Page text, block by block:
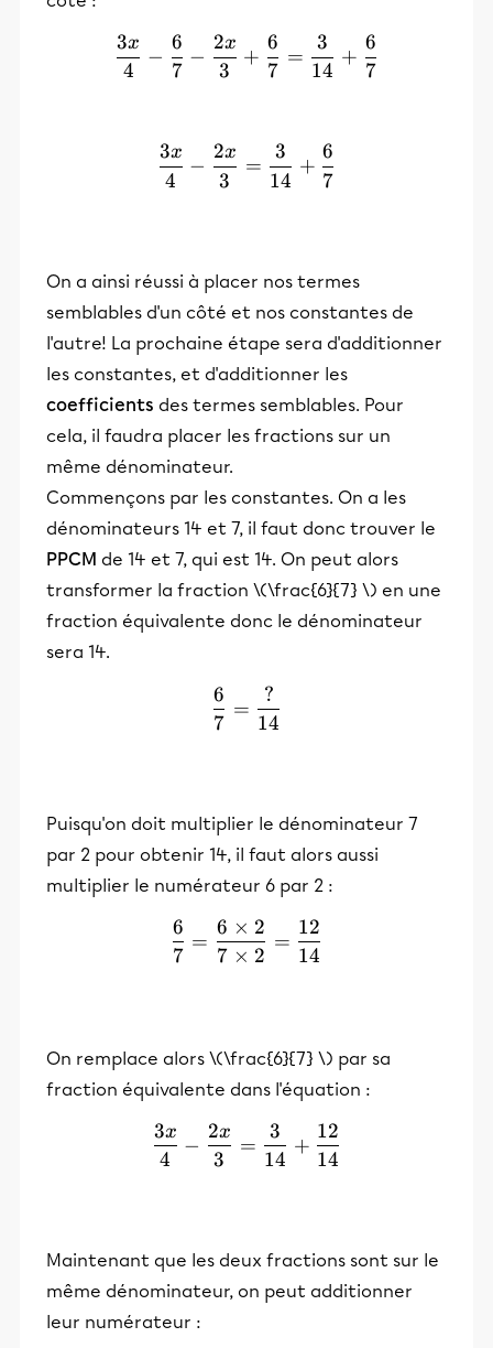
\frac{3x}{4} -
4
3x
−
7
6
−
3
2x
+
7
6
=
14
3
+
7
6
\frac{3x}{4}-
4
3x
−
3
2x
=
14
3
+
7
6
On a ainsi réussi à placer nos termes
semblables d'un côté et nos constantes de
l'autre! La prochaine étape sera d'additionner
les constantes, et d'additionner les
coefficients des termes semblables. Pour
cela, il faudra placer les fractions sur un
même dénominateur.
Commençons par les constantes. On a les
dénominateurs 14 et 7, il faut donc trouver le
PPCM de 14 et 7, qui est 14. On peut alors
transformer la fraction \(\frac{6}{7} \) en une
fraction équivalente donc le dénominateur
sera 14.
\frac{6}{7} =
7
6
=
14
?
Puisqu'on doit multiplier le dénominateur 7
par 2 pour obtenir 14, il faut alors aussi
multiplier le numérateur 6 par 2 :
\frac{6}{7} =
7
6
=
7 × 2
6 × 2
=
14
12
On remplace alors \(\frac{6}{7} \) par sa
fraction équivalente dans l'équation :
\frac{3x}{4}-
4
3x
−
3
2x
=
14
3
+
14
12
Maintenant que les deux fractions sont sur le
même dénominateur, on peut additionner
leur numérateur :